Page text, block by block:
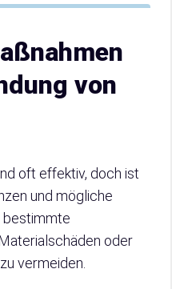
von
oft effektiv, doch ist
und mögliche
bestimmte
oder
vermeiden.